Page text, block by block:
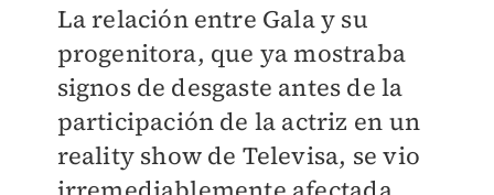
La relación entre Gala y su
progenitora, que ya mostraba
signos de desgaste antes de la
participación de la actriz en un
reality show de Televisa, se vio